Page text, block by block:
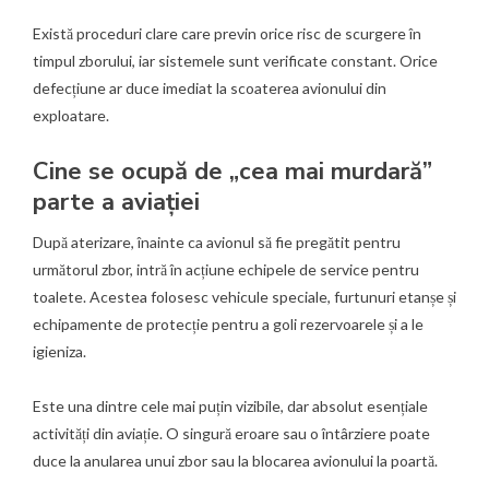
Există proceduri clare care previn orice risc de scurgere în
timpul zborului, iar sistemele sunt verificate constant. Orice
defecțiune ar duce imediat la scoaterea avionului din
exploatare.
Cine se ocupă de „cea mai murdară”
parte a aviației
După aterizare, înainte ca avionul să fie pregătit pentru
următorul zbor, intră în acțiune echipele de service pentru
toalete. Acestea folosesc vehicule speciale, furtunuri etanșe și
echipamente de protecție pentru a goli rezervoarele și a le
igieniza.
Este una dintre cele mai puțin vizibile, dar absolut esențiale
activități din aviație. O singură eroare sau o întârziere poate
duce la anularea unui zbor sau la blocarea avionului la poartă.